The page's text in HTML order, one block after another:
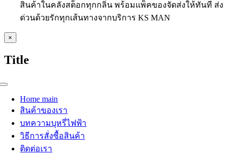
สินค้าในคลังสต็อกทุกกลิ่น พร้อมแพ็คของจัดส่งให้ทันที ส่ง
ด่วนด้วยรักทุกเส้นทางจากบริการ KS MAN
Close
product
view
×
Title
Toggle
NavigationHome main
สินค้าของเรา
บทความบุหรี่ไฟฟ้า
วิธีการสั่งซื้อสินค้า
ติดต่อเรา